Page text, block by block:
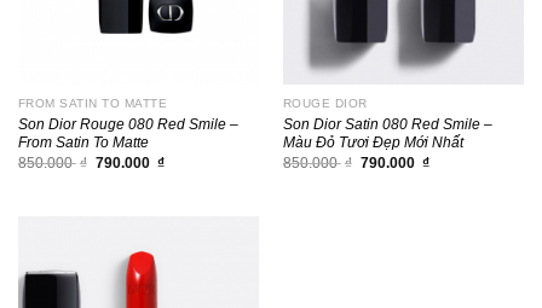
FROM SATIN TO MATTE
Son Dior Rouge 080 Red Smile –
From Satin To Matte
850.000 ₫ Giá
790.000 ₫Giá
ROUGE DIOR
Son Dior Satin 080 Red Smile –
Màu Đỏ Tươi Đẹp Mới Nhất
850.000 ₫ Giá
790.000 ₫Giá